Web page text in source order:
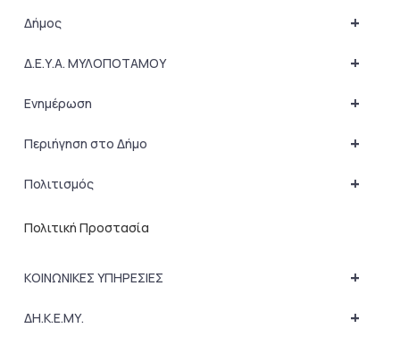
+
Δήμος
+
Δ.Ε.Υ.Α. ΜΥΛΟΠΟΤΑΜΟΥ
+
Ενημέρωση
+
Περιήγηση στο Δήμο
+
Πολιτισμός
Πολιτική Προστασία
+
ΚΟΙΝΩΝΙΚΕΣ ΥΠΗΡΕΣΙΕΣ
+
ΔΗ.Κ.Ε.ΜΥ.